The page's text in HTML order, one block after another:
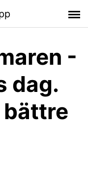
-
dag.
bättre